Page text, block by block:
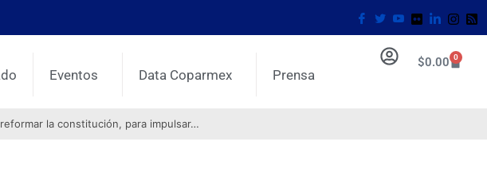
Eventos Data Coparmex Prensa
$0.00 0
la constitución, para impulsar…